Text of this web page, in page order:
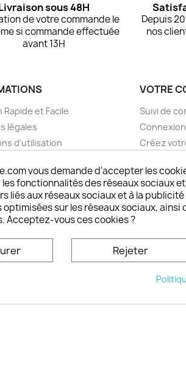
sous 48H
de votre commande le
si commande effectuée
avant 13H
Depuis
nos
Rapide et Facile
légales
d'utilisation
sécurisé choisistacoque
remboursements
DOM TOM et outremer
personnaliser son
VOTRE
Suivi de
Connexion
Créez
© 2026 -
vous demande d'accepter les
fonctionnalités des réseaux sociaux
liés aux réseaux sociaux et à la
sur les réseaux sociaux, ainsi
Acceptez-vous ces cookies ?
Rejeter